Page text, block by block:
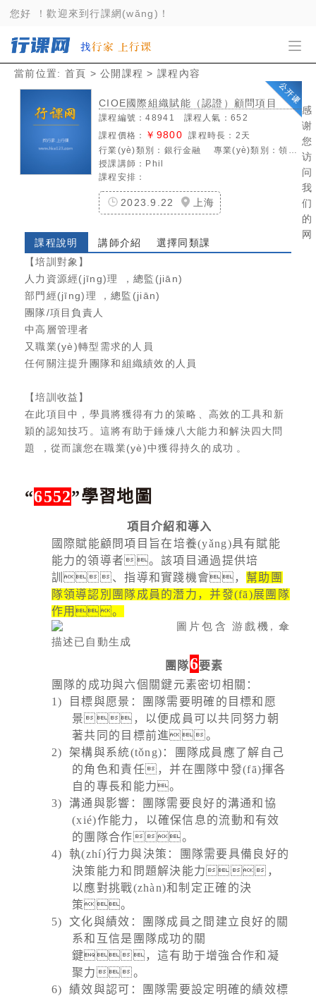
亚洲精品91_91欧美日韩_免费av观看_免费观
_亚欧天堂
您好！歡迎來到行課網(wǎng)！
當前位置: 首頁 >公開課程 > 課程內容
CIOE國際組織賦能（認證）顧問項目
課程編號：48941 課程人氣：652
課程價格：
￥9800 課程時長：2天
行業(yè)類別： 銀行金融 專業(yè)類別：領導力
授課講師：Phil
課程安排：
2023.9.22 上海
課程說明 講師介紹
選擇同類課
【培訓對象】
人力資源經(jīng)理，總監(jiān)
部門經(jīng)理，總監(jiān)
團隊/項目負責人
中高層管理者
又職業(yè)轉型需求的人員
任何關注提升團隊和組織績效的人員
【培訓收益】
在此項目中，學員將獲得有力的策略、高效的工具和新
穎的認知技巧。這將有助于錘煉八大能力和解決四大問
題，從而讓您在職業(yè)中獲得持久的成功。
“6552”學習地圖
項目介紹和導入
國際賦能顧問項目旨在培養(yǎng)具有賦能
能力的領導者。該項目通過提供培
訓、指導和實踐機會， 幫助團
隊領導認別團隊成員的潛力，并發(fā)展團隊
作用。
團隊6要素
團隊的成功與六個關鍵元素密切相關：
1)
目標與愿景：團隊需要明確的目標和愿
景，以便成員可以共同努力朝
著共同的目標前進。
2)
架構與系統(tǒng)：團隊成員應了解自己
的角色和責任，并在團隊中發(fā)揮各
自的專長和能力。
3)
溝通與影響：團隊需要良好的溝通和協
(xié)作能力，以確保信息的流動和有效
的團隊合作。
4)
執(zhí)行力與決策：團隊需要具備良好的
決策能力和問題解決能力，
以應對挑戰(zhàn)和制定正確的決
策。
5)
文化與績效：團隊成員之間建立良好的關
系和互信是團隊成功的關
鍵，這有助于增強合作和凝
聚力。
6)
績效與認可：團隊需要設定明確的績效標
感
谢
您
访
问
我
们
的
网